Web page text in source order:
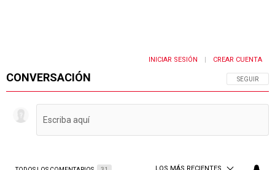
CONVERSACIÓN SIGA ESTA
SEGUIR
INICIAR SESIÓN CREAR CUENTA